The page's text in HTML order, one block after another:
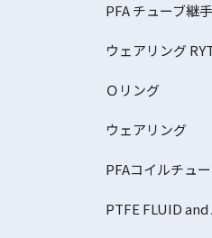
PFA チューブ継手
ウェアリング
Ｏリング
ウェアリング
PFAコイルチュ